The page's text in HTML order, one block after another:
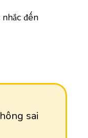
đến
sai